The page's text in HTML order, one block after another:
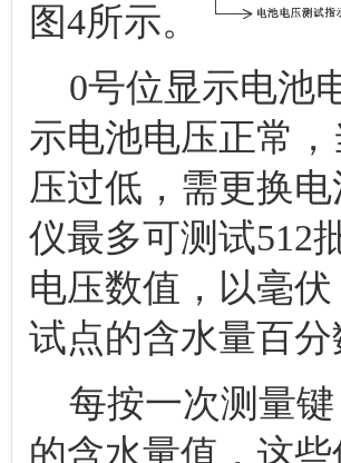
图4所示。
0号位显示电池
示电池电压正常
压过低，需更换
仪最多可测试512
电压数值，以毫
试点的含水量百分
每按一次测量键
的含水量值，这